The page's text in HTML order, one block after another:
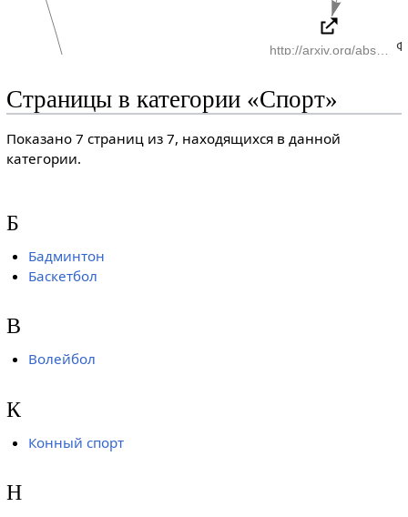
Страницы в категории «Спорт»
Показано 7 страниц из 7, находящихся в данной
категории.
Б
Бадминтон
Баскетбол
В
Волейбол
К
Конный спорт
Н